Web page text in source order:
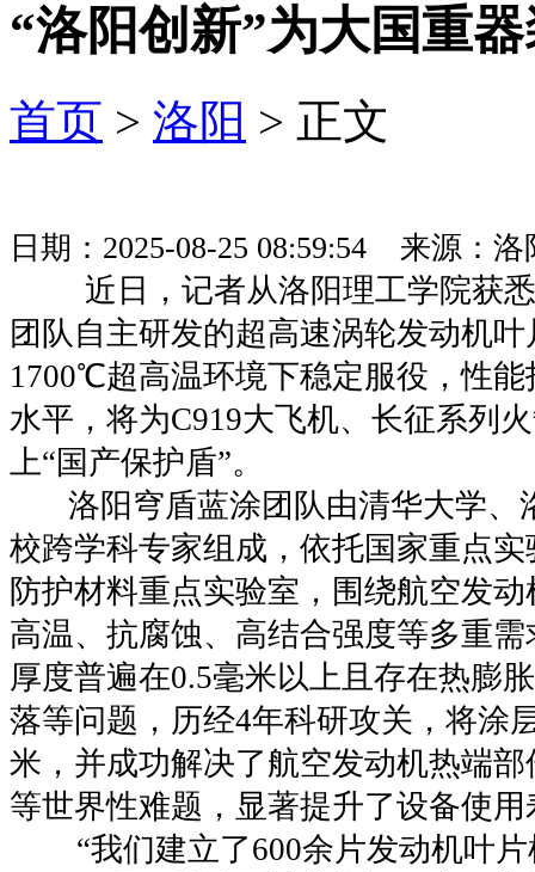
“洛阳创新”为大国重
首页 > 洛阳 > 正文
日期：2025-08-25 08:59:54 来源：
近日，记者从洛阳理工学院获悉
团队自主研发的超高速涡轮发动机
1700℃超高温环境下稳定服役，性
水平，将为C919大飞机、长征系列
上“国产保护盾”。
洛阳穹盾蓝涂团队由清华大学、
校跨学科专家组成，依托国家重点
防护材料重点实验室，围绕航空发
高温、抗腐蚀、高结合强度等多重
厚度普遍在0.5毫米以上且存在热膨
落等问题，历经4年科研攻关，将涂
米，并成功解决了航空发动机热端
等世界性难题，显著提升了设备使用
“我们建立了600余片发动机叶